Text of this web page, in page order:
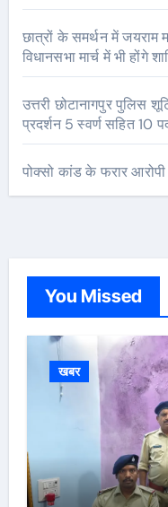
छात्रों के समर्थन में जयराम
विधानसभा मार्च में भी होंगे
उत्तरी छोटानागपुर पुलिस
प्रदर्शन 5 स्वर्ण सहित 10
पोक्सो कांड के फरार
You Missed
खबर